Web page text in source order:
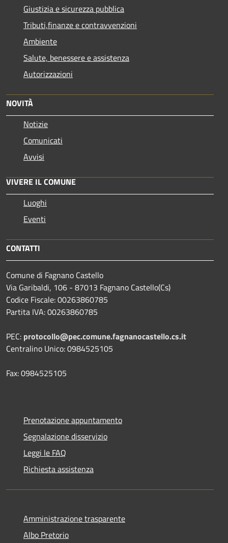
Giustizia e sicurezza pubblica
Tributi,finanze e contravvenzioni
Ambiente
Salute, benessere e assistenza
Autorizzazioni
NOVITÀ
Notizie
Comunicati
Avvisi
VIVERE IL COMUNE
Luoghi
Eventi
CONTATTI
Comune di Fagnano Castello
Via Garibaldi, 106 - 87013 Fagnano Castello(Cs)
Codice Fiscale: 00263860785
Partita IVA: 00263860785
PEC: protocollo@pec.comune.fagnanocastello.cs.it
Centralino Unico: 0984525105
Fax: 0984525105
Prenotazione appuntamento
Segnalazione disservizio
Leggi le FAQ
Richiesta assistenza
Amministrazione trasparente
Albo Pretorio